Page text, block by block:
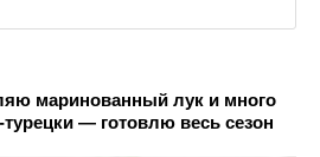
маринованный лук и много
турецки — готовлю весь сезон